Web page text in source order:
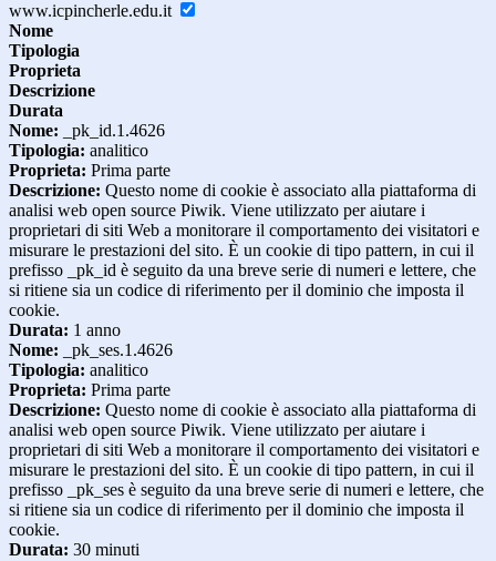
www.icpincherle.edu.it
Nome
Tipologia
Proprieta
Descrizione
Durata
Nome: _pk_id.1.4626
Tipologia: analitico
Proprieta: Prima parte
Descrizione: Questo nome di cookie è associato alla piattaforma di
analisi web open source Piwik. Viene utilizzato per aiutare i
proprietari di siti Web a monitorare il comportamento dei visitatori e
misurare le prestazioni del sito. È un cookie di tipo pattern, in cui il
prefisso _pk_id è seguito da una breve serie di numeri e lettere, che
si ritiene sia un codice di riferimento per il dominio che imposta il
cookie.
Durata: 1 anno
Nome: _pk_ses.1.4626
Tipologia: analitico
Proprieta: Prima parte
Descrizione: Questo nome di cookie è associato alla piattaforma di
analisi web open source Piwik. Viene utilizzato per aiutare i
proprietari di siti Web a monitorare il comportamento dei visitatori e
misurare le prestazioni del sito. È un cookie di tipo pattern, in cui il
prefisso _pk_ses è seguito da una breve serie di numeri e lettere, che
si ritiene sia un codice di riferimento per il dominio che imposta il
cookie.
Durata: 30 minuti